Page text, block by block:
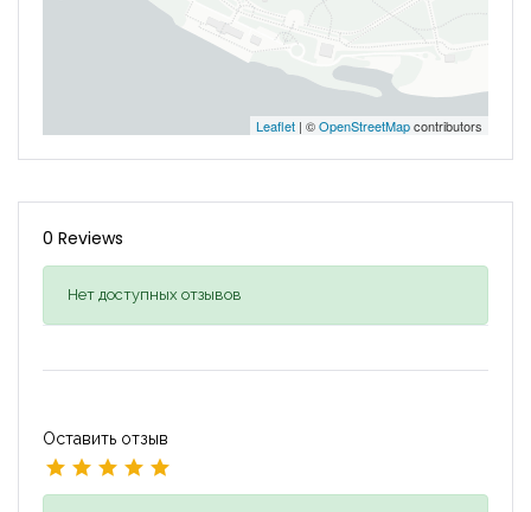
Leaflet | ©OpenStreetMapcontributors
0 Reviews
Нет доступных отзывов
Оставить отзыв